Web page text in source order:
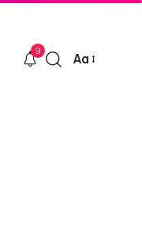
9
Font
Αα